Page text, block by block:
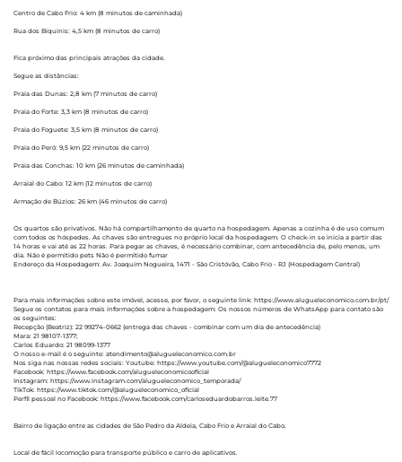
Centro de Cabo Frio: 4 km (8 minutos de caminhada)
Rua dos Biquinis: 4,5 km (8 minutos de carro)
Fica próximo das principais atrações da cidade.
Segue as distâncias:
Praia das Dunas: 2,8 km (7 minutos de carro)
Praia do Forte: 3,3 km (8 minutos de carro)
Praia do Foguete: 3,5 km (8 minutos de carro)
Praia do Peró: 9,5 km (22 minutos de carro)
Praia das Conchas: 10 km (26 minutos de caminhada)
Arraial do Cabo: 12 km (12 minutos de carro)
Armação de Búzios: 26 km (46 minutos de carro)
Os quartos são privativos. Não há compartilhamento de quarto na hospedagem. Apenas a cozinha é de uso comum
com todos os hóspedes. As chaves são entregues no próprio local da hospedagem. O check-in se inicia a partir das
14 horas e vai até as 22 horas. Para pegar as chaves, é necessário combinar, com antecedência de, pelo menos, um
dia. Não é permitido pets Não é permitido fumar
Endereço da Hospedagem: Av. Joaquim Nogueira, 1471 - São Cristóvão, Cabo Frio - RJ (Hospedagem Central)
Para mais informações sobre este imóvel, acesse, por favor, o seguinte link: https://www.alugueleconomico.com.br/pt/
Segue os contatos para mais informações sobre a hospedagem: Os nossos números de WhatsApp para contato são
os seguintes:
Recepção (Beatriz): 22 99274-0662 (entrega das chaves - combinar com um dia de antecedência)
Mara: 21 98107-1377;
Carlos Eduardo: 21 98099-1377
O nosso e-mail é o seguinte: atendimento@alugueleconomico.com.br
Nos siga nas nossas redes sociais: Youtube: https://www.youtube.com/@alugueleconomico7772
Facebook: https://www.facebook.com/alugueleconomicooficial
Instagram: https://www.instagram.com/alugueleconomico_temporada/
TikTok: https://www.tiktok.com/@alugueleconomico_oficial
Perfil pessoal no Facebook: https://www.facebook.com/carloseduardobarros.leite.77
Bairro de ligação entre as cidades de São Pedro da Aldeia, Cabo Frio e Arraial do Cabo.
Local de fácil locomoção para transporte público e carro de aplicativos.